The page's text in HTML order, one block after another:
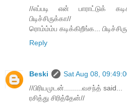
//எப்படி என் பாராட்டுக்
பிடிச்சிருக்கா//
ரொம்ம்ம்ப கடிக்கிறீங்க...
Reply
Beski
Sat Aug 08,
//பிரியமுடன்.........வசந்த் said...
ரசித்து சிரித்தேன்//